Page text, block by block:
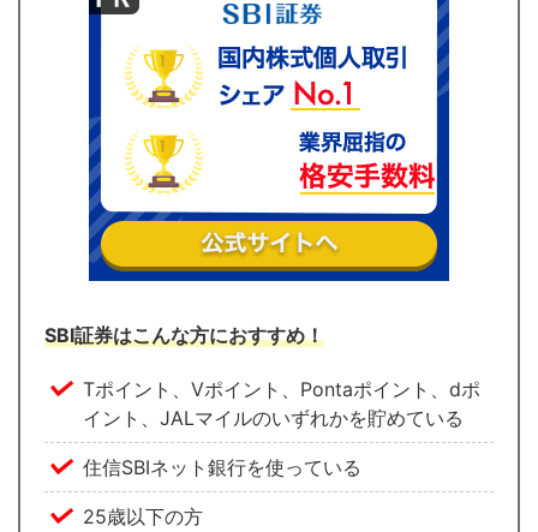
SBI証券はこんな方におすすめ！
Tポイント、Vポイント、Pontaポイント、dポ
イント、JALマイルのいずれかを貯めている
住信SBIネット銀行を使っている
25歳以下の方